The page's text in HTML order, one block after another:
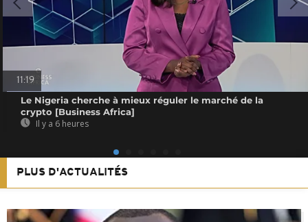
11:19
Le Nigeria cherche à mieux réguler le marché de la
crypto [Business Africa]
Il y a 6 heures
PLUS D'ACTUALITÉS